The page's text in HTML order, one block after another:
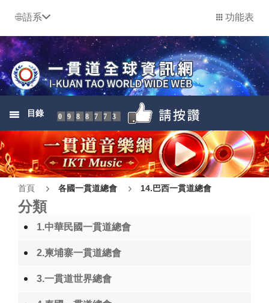
語系 功能表
目錄 0988773
首頁 各國一貫道總會 14.巴西一貫道總會
分類
1.中華民國一貫道總會
2.柬埔寨一貫道總會
3.一貫道世界總會